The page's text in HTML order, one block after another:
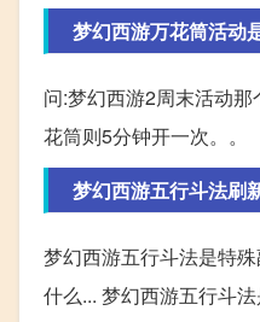
梦幻西游万花筒活动
问:梦幻西游2周末活动
花筒则5分钟开一次。。
梦幻西游五行斗法刷
梦幻西游五行斗法是特
什么... 梦幻西游五行斗法